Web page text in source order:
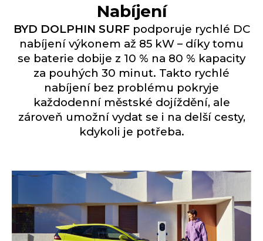
Nabíjení
BYD DOLPHIN SURF podporuje rychlé DC
nabíjení výkonem až 85 kW – díky tomu
se baterie dobije z 10 % na 80 % kapacity
za pouhých 30 minut. Takto rychlé
nabíjení bez problému pokryje
každodenní městské dojíždění, ale
zároveň umožní vydat se i na delší cesty,
kdykoli je potřeba.